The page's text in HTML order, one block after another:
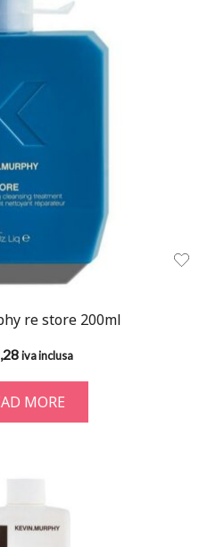
re store 200ml
iva inclusa
MORE